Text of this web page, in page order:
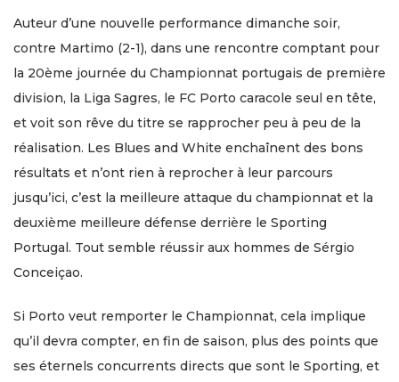
Auteur d’une nouvelle performance dimanche soir,
contre Martimo (2-1), dans une rencontre comptant pour
la 20ème journée du Championnat portugais de première
division, la Liga Sagres, le FC Porto caracole seul en tête,
et voit son rêve du titre se rapprocher peu à peu de la
réalisation. Les Blues and White enchaînent des bons
résultats et n’ont rien à reprocher à leur parcours
jusqu’ici, c’est la meilleure attaque du championnat et la
deuxième meilleure défense derrière le Sporting
Portugal. Tout semble réussir aux hommes de Sérgio
Conceiçao.
Si Porto veut remporter le Championnat, cela implique
qu’il devra compter, en fin de saison, plus des points que
ses éternels concurrents directs que sont le Sporting, et